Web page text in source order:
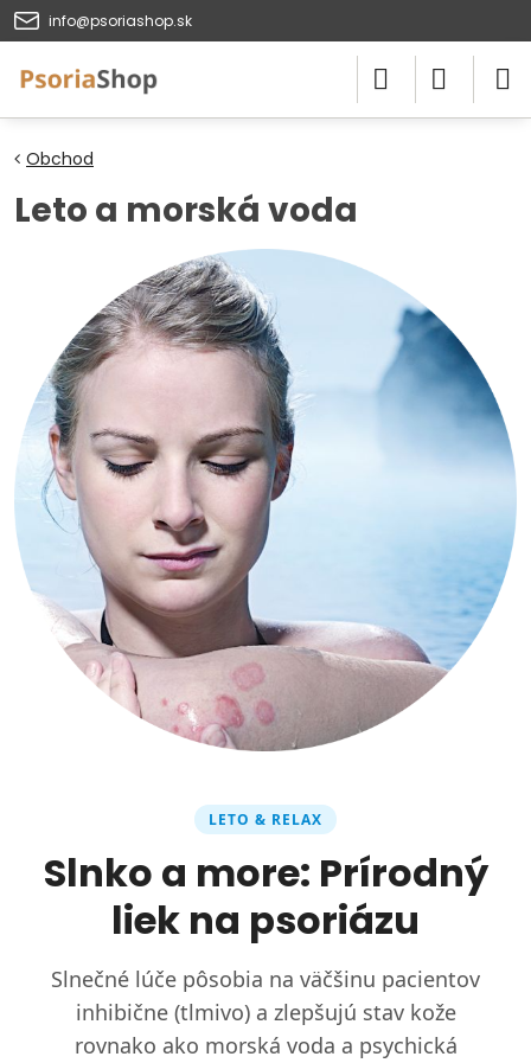
info@psoriashop.sk
Obchod
Leto a morská voda
LETO & RELAX
Slnko a more: Prírodný
liek na psoriázu
Slnečné lúče pôsobia na väčšinu pacientov
inhibične (tlmivo) a zlepšujú stav kože
rovnako ako morská voda a psychická